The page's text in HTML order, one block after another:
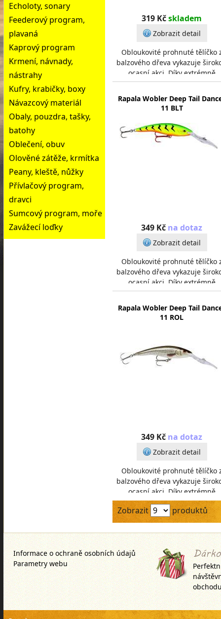
Echoloty, sonary
Feederový program,
plavaná
Kaprový program
Krmení, návnady,
nástrahy
Kufry, krabičky, boxy
Návazcový materiál
Obaly, pouzdra, tašky,
batohy
Oblečení, obuv
Olověné zátěže, krmítka
Peany, kleště, nůžky
Přívlačový program,
dravci
Sumcový program, moře
Zavážecí loďky
319 Kčskladem
Zobrazit detail
Obloukovité prohnuté tělíčko
balzového dřeva vykazuje
ocasní akci. Díky extrémně
dlouhému nořítku se snadno
potápí do velké hloubk
Rapala Wobler Deep Tail
11 BLT
349 Kč na dotaz
Zobrazit detail
Obloukovité prohnuté tělíčko
balzového dřeva vykazuje
ocasní akci. Díky extrémně
dlouhému nořítku se snadno
potápí do velké hloubk
Rapala Wobler Deep Tail
11 ROL
349 Kč na dotaz
Zobrazit detail
Obloukovité prohnuté tělíčko
balzového dřeva vykazuje
ocasní akci. Díky extrémně
dlouhému nořítku se snadno
potápí do velké hloubk
Zobrazit produktů
Informace o ochraně osobních údajů
Parametry webu